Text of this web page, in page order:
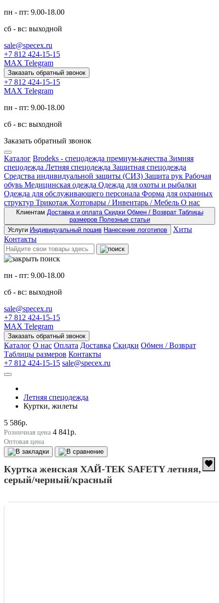
пн - пт: 9.00-18.00
сб - вс: выходной
sale@specex.ru
+7 812 424-15-15
MAX Telegram
Заказать обратный звонок
+7 812 424-15-15
MAX Telegram
пн - пт: 9.00-18.00
сб - вс: выходной
Заказать обратный звонок
Каталог Brodeks - спецодежда премиум-качества Зимняя
спецодежда Летняя спецодежда Защитная спецодежда
Средства индивидуальной защиты (СИЗ) Защита рук Рабочая
обувь Медицинская одежда Одежда для охоты и рыбалки
Одежда для обслуживающего персонала Форма для охранных
структур Трикотаж Хозтовары / Инвентарь / Мебель О нас
Клиентам Доставка и оплата Скидки Обмен / Возврат Таблицы
размеров Полезные статьи
Услуги Индивидуальный пошив Нанесение логотипов
Хиты
Контакты
пн - пт: 9.00-18.00
сб - вс: выходной
sale@specex.ru
+7 812 424-15-15
MAX Telegram
Заказать обратный звонок
Каталог О нас Оплата Доставка Скидки Обмен / Возврат
Таблицы размеров Контакты
+7 812 424-15-15 sale@specex.ru
Летняя спецодежда
Куртки, жилеты
5 586р.
Розничная цена 4 841р.
Оптовая цена
Куртка женская ХАЙ-ТЕК SAFETY летняя,
серый/черный/красный